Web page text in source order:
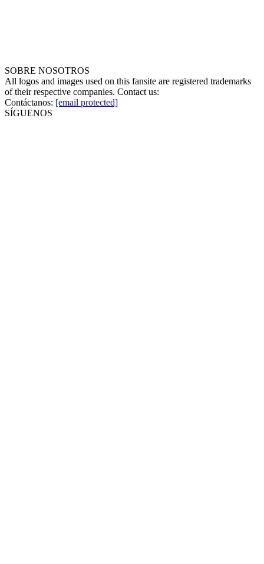
SOBRE NOSOTROS
All logos and images used on this fansite are registered trademarks
of their respective companies. Contact us:
Contáctanos: [email protected]
SÍGUENOS